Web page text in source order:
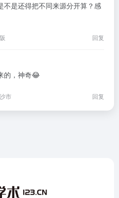
不是还得把不同来源分开算？感
回复
的，神奇😂
市 回复